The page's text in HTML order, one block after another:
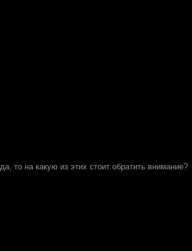
то на какую из этих стоит обратить внимание?